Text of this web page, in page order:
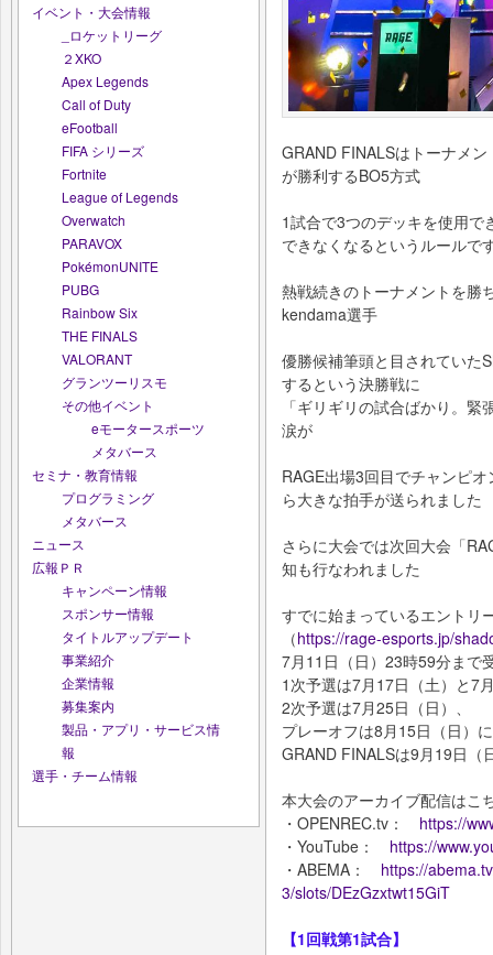
イベント・大会情報
_ロケットリーグ
２XKO
Apex Legends
Call of Duty
eFootball
FIFA シリーズ
Fortnite
League of Legends
Overwatch
PARAVOX
PokémonUNITE
PUBG
Rainbow Six
THE FINALS
VALORANT
グランツーリスモ
その他イベント
eモータースポーツ
メタバース
セミナ・教育情報
プログラミング
メタバース
ニュース
広報ＰＲ
キャンペーン情報
スポンサー情報
タイトルアップデート
事業紹介
企業情報
募集案内
製品・アプリ・サービス情
報
選手・チーム情報
GRAND FINALSはトーナメ
が勝利するBO5⽅式
1試合で3つのデッキを使⽤
できなくなるというルールで
熱戦続きのトーナメントを勝
kendama選⼿
優勝候補筆頭と⽬されていた
するという決勝戦に
「ギリギリの試合ばかり。
涙が
RAGE出場3回⽬でチャンピ
ら⼤きな拍⼿が送られました
さらに⼤会では次回⼤会「
知も⾏なわれました
すでに始まっているエントリ
（https://rage-esports.jp/
7⽉11⽇（⽇）23時59分まで
1次予選は7⽉17⽇（⼟）と7
2次予選は7⽉25⽇（⽇）、
プレーオフは8⽉15⽇（⽇）に
GRAND FINALSは9⽉19⽇（
本⼤会のアーカイブ配信はこ
・OPENREC.tv： https://
・YouTube： https://
・ABEMA： https://
3/slots/DEzGzxtwt15GiT
【1回戦第1試合】